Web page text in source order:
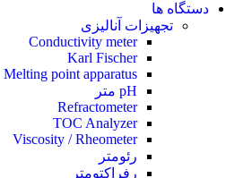
دستگاه ها
تجهیزات آنالیزی
Conductivity meter
Karl Fischer
Melting point apparatus
pH متر
Refractometer
TOC Analyzer
Viscosity / Rheometer
رئومتر
رفراکتومتر